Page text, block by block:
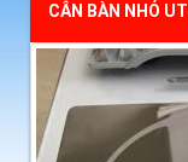
CÂN BÀN NHỎ